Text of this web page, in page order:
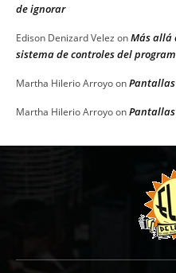
de ignorar
Edison Denizard Velez onMás allá
sistema de controles del
Martha Hilerio Arroyoon
Martha Hilerio Arroyoon